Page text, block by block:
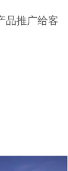
品推广给客